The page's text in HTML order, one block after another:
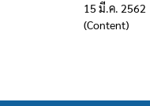
15 มี.ค. 2562
(Content)